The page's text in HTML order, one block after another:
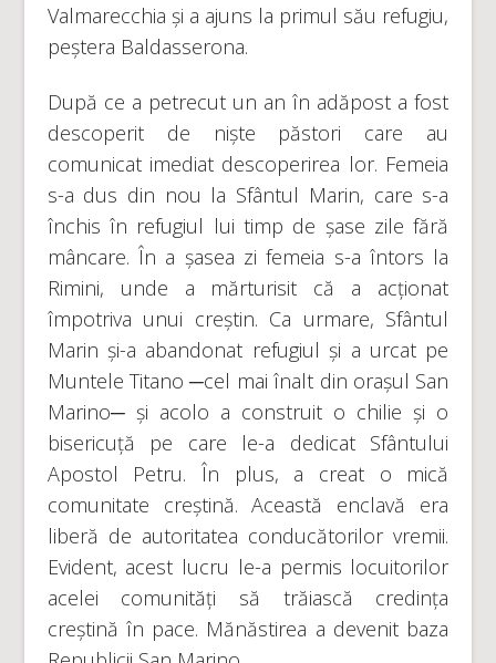
Valmarecchia și a ajuns la primul său refugiu,
peștera Baldasserona.
După ce a petrecut un an în adăpost a fost
descoperit de niște păstori care au
comunicat imediat descoperirea lor. Femeia
s-a dus din nou la Sfântul Marin, care s-a
închis în refugiul lui timp de șase zile fără
mâncare. În a șasea zi femeia s-a întors la
Rimini, unde a mărturisit că a acționat
împotriva unui creștin. Ca urmare, Sfântul
Marin și-a abandonat refugiul și a urcat pe
Muntele Titano ─cel mai înalt din orașul San
Marino─ și acolo a construit o chilie și o
bisericuță pe care le-a dedicat Sfântului
Apostol Petru. În plus, a creat o mică
comunitate creștină. Această enclavă era
liberă de autoritatea conducătorilor vremii.
Evident, acest lucru le-a permis locuitorilor
acelei comunități să trăiască credința
creștină în pace. Mănăstirea a devenit baza